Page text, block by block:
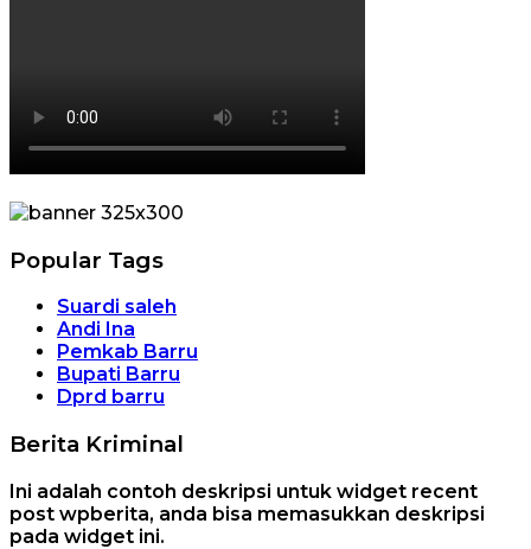
Popular Tags
Suardi saleh
Andi Ina
Pemkab Barru
Bupati Barru
Dprd barru
Berita Kriminal
Ini adalah contoh deskripsi untuk widget recent
post wpberita, anda bisa memasukkan deskripsi
pada widget ini.